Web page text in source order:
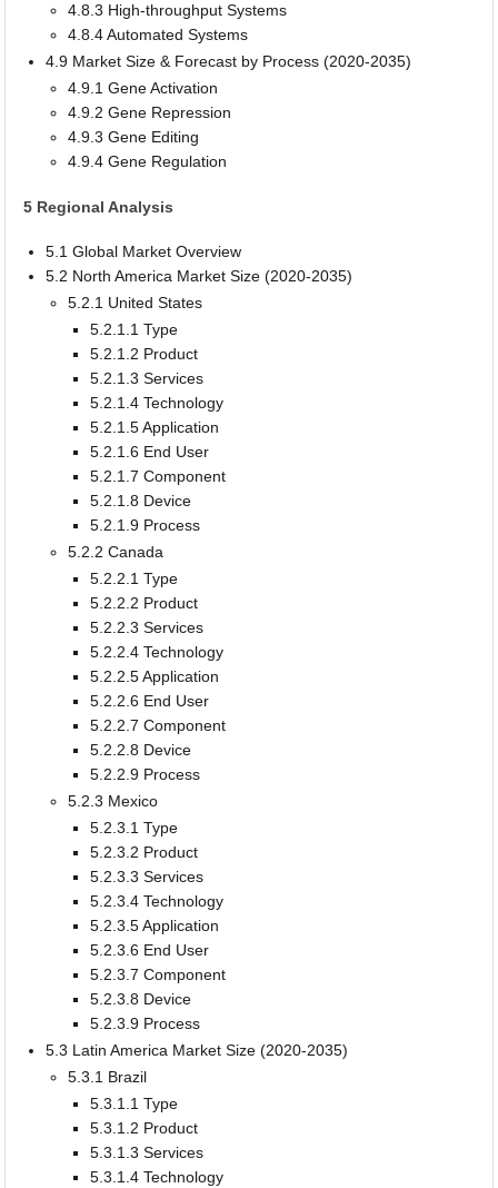
4.8.3 High-throughput Systems
4.8.4 Automated Systems
4.9 Market Size & Forecast by Process (2020-2035)
4.9.1 Gene Activation
4.9.2 Gene Repression
4.9.3 Gene Editing
4.9.4 Gene Regulation
5 Regional Analysis
5.1 Global Market Overview
5.2 North America Market Size (2020-2035)
5.2.1 United States
5.2.1.1 Type
5.2.1.2 Product
5.2.1.3 Services
5.2.1.4 Technology
5.2.1.5 Application
5.2.1.6 End User
5.2.1.7 Component
5.2.1.8 Device
5.2.1.9 Process
5.2.2 Canada
5.2.2.1 Type
5.2.2.2 Product
5.2.2.3 Services
5.2.2.4 Technology
5.2.2.5 Application
5.2.2.6 End User
5.2.2.7 Component
5.2.2.8 Device
5.2.2.9 Process
5.2.3 Mexico
5.2.3.1 Type
5.2.3.2 Product
5.2.3.3 Services
5.2.3.4 Technology
5.2.3.5 Application
5.2.3.6 End User
5.2.3.7 Component
5.2.3.8 Device
5.2.3.9 Process
5.3 Latin America Market Size (2020-2035)
5.3.1 Brazil
5.3.1.1 Type
5.3.1.2 Product
5.3.1.3 Services
5.3.1.4 Technology